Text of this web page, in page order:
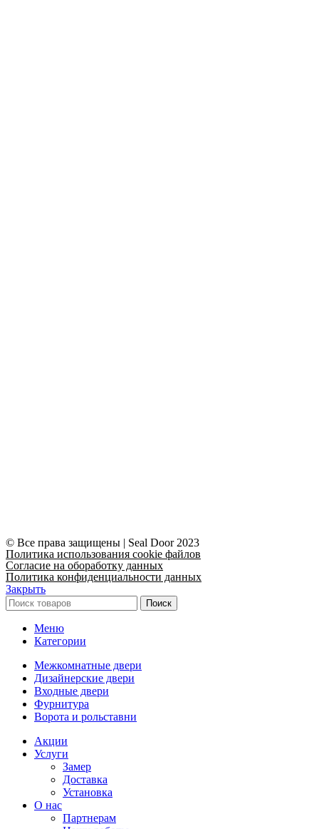
© Все права защищены | Seal Door 2023
Политика использования cookie файлов
Согласие на обоработку данных
Политика конфиденциальности данных
Закрыть
Поиск
Меню
Категории
Межкомнатные двери
Дизайнерские двери
Входные двери
Фурнитура
Ворота и рольставни
Акции
Услуги
Замер
Доставка
Установка
О нас
Партнерам